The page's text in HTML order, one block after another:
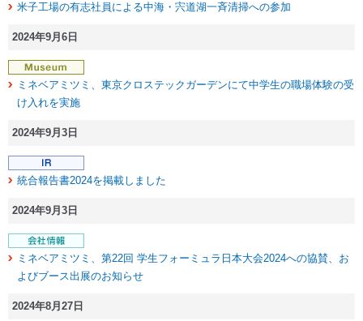
米子工場の有志社員による中海・宍道湖一斉清掃への参加
2024年9月6日
ミネベアミツミ、東京クロステックガーデンにて中学生の職場体験の受
け入れを実施
2024年9月3日
統合報告書2024を掲載しました
2024年9月3日
ミネベアミツミ、第22回 学生フォーミュラ日本大会2024への協賛、お
よびブース出展のお知らせ
2024年8月27日